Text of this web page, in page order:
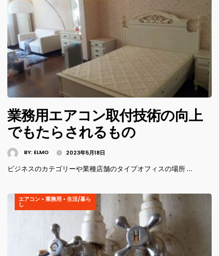
業務用エアコン取付技術の向上
でもたらされるもの
BY: ELMO 2023年5月18日
ビジネスのカテゴリーや業種店舗のタイプオフィスの場所 …
エアコン • 業務用 • 生活/暮ら
し